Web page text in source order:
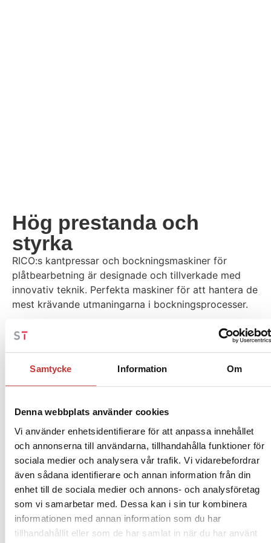
Samtycke Information Om
Denna webbplats använder cookies
Vi använder enhetsidentifierare för att anpassa innehållet
och annonserna till användarna, tillhandahålla funktioner för
sociala medier och analysera vår trafik. Vi vidarebefordrar
även sådana identifierare och annan information från din
enhet till de sociala medier och annons- och analysföretag
som vi samarbetar med. Dessa kan i sin tur kombinera
informationen med annan information som du har
tillhandahållit eller som de har samlat in när du har använt
Hög prestanda och
styrka
RICO:s kantpressar och bockningsmaskiner för
plåtbearbetning är designade och tillverkade med
innovativ teknik. Perfekta maskiner för att hantera de
mest krävande utmaningarna i bockningsprocesser.
VISA PRODUKTER